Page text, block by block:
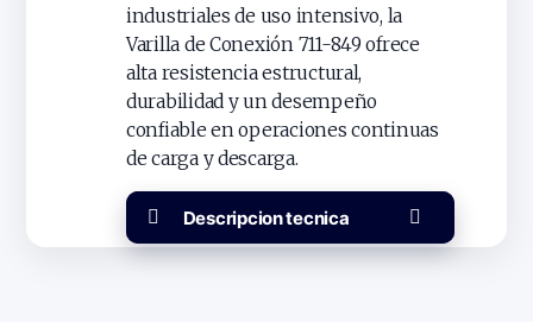
industriales de uso intensivo, la
Varilla de Conexión 711-849 ofrece
alta resistencia estructural,
durabilidad y un desempeño
confiable en operaciones continuas
de carga y descarga.
Descripcion tecnica